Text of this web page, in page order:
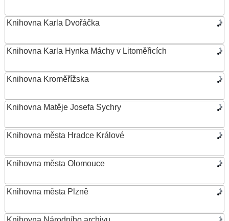
Knihovna Karla Dvořáčka
Knihovna Karla Hynka Máchy v Litoměřicích
Knihovna Kroměřížska
Knihovna Matěje Josefa Sychry
Knihovna města Hradce Králové
Knihovna města Olomouce
Knihovna města Plzně